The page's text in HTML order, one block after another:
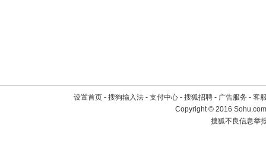
设置首页 - 搜狗输入法 - 支付中心 - 搜狐招聘 - 广告服务 - 客
Copyright©2016
搜狐不良信息举